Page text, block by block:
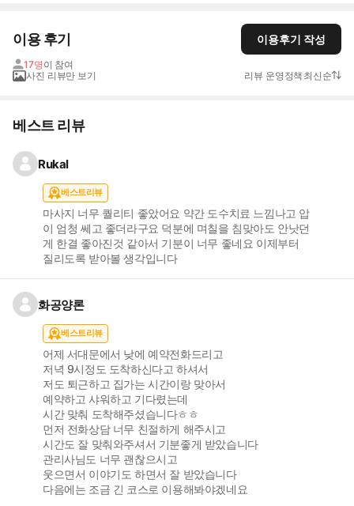
이용 후기 이용후기 작성
17명 이 참여
사진 리뷰만 보기
리뷰 운영정책 최신순
베스트 리뷰
Rukal
베스트리뷰
마사지 너무 퀄리티 좋았어요 약간 도수치료 느낌나고 압
이 엄청 쎄고 좋더라구요 덕분에 며칠을 침맞아도 안낫던
게 한결 좋아진것 같아서 기분이 너무 좋네요 이제부터
질리도록 받아볼 생각입니다
화공양론
베스트리뷰
어제 서대문에서 낮에 예약전화드리고
저녁 9시정도 도착하신다고 하셔서
저도 퇴근하고 집가는 시간이랑 맞아서
예약하고 샤워하고 기다렸는데
시간 맞춰 도착해주셨습니다ㅎㅎ
먼저 전화상담 너무 친절하게 해주시고
시간도 잘 맞춰와주셔서 기분좋게 받았습니다
관리사님도 너무 괜찮으시고
웃으면서 이야기도 하면서 잘 받았습니다
다음에는 조금 긴 코스로 이용해봐야겠네요